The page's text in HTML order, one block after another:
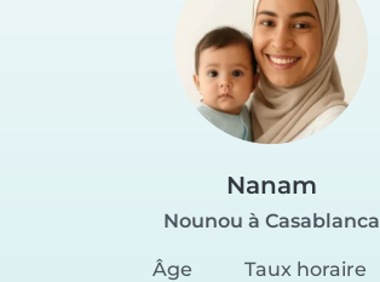
Nanam
Nounou à Casablanca
Âge
Taux horaire